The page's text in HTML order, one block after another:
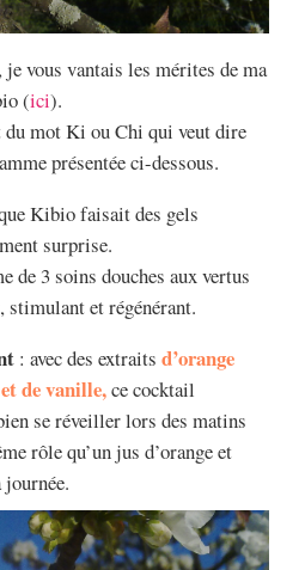
vous vantais les mérites de ma
(ici).
mot Ki ou Chi qui veut dire
présentée ci-dessous.
Kibio faisait des gels
surprise.
de 3 soins douches aux vertus
et régénérant.
: avec des extraits d’orange
de vanille,ce cocktail
se réveiller lors des matins
rôle qu’un jus d’orange et
journée.